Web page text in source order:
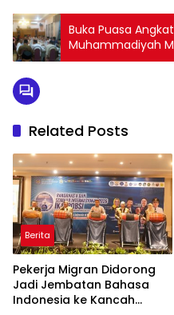
Buka Puasa
Muhammadiyah
Petinggi Parpol
Related Posts
Berita
Pekerja Migran Didorong
Jadi Jembatan Bahasa
Indonesia ke Kancah